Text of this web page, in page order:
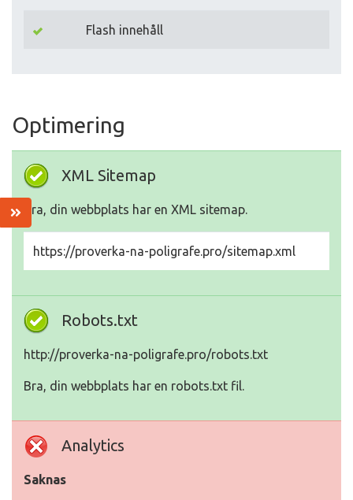
Flash innehåll
Optimering
XML Sitemap
Bra, din webbplats har en XML sitemap.
https://proverka-na-poligrafe.pro/sitemap.xml
Robots.txt
http://proverka-na-poligrafe.pro/robots.txt
Bra, din webbplats har en robots.txt fil.
Analytics
Saknas